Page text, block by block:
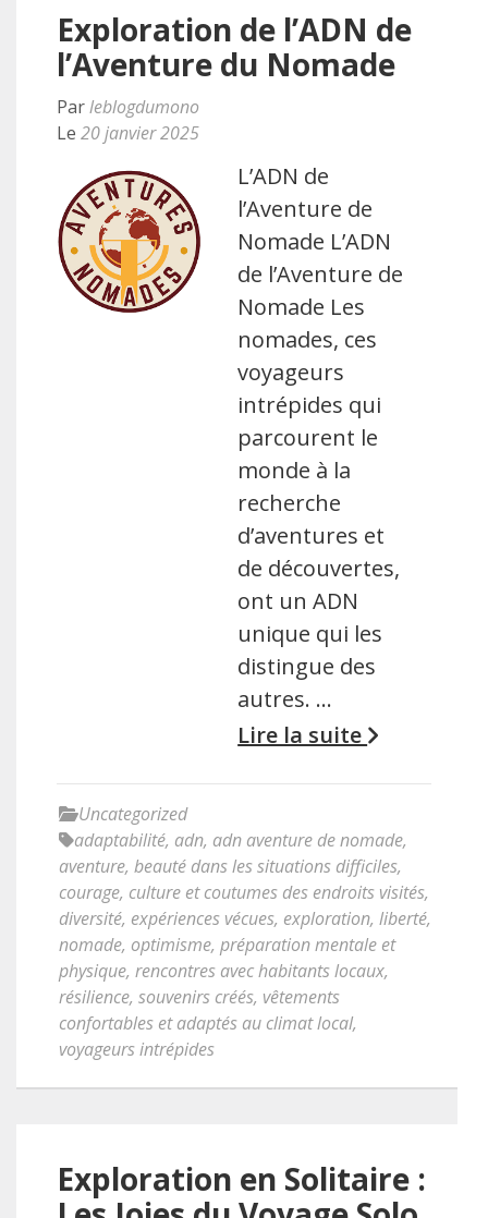
Exploration de l’ADN de
l’Aventure du Nomade
Parleblogdumono
Le 20 janvier 2025
L’ADN de
l’Aventure de
Nomade L’ADN
de l’Aventure de
Nomade Les
nomades, ces
voyageurs
intrépides qui
parcourent le
monde à la
recherche
d’aventures et
de découvertes,
ont un ADN
unique qui les
distingue des
autres. …
Lire la suite
Uncategorized
adaptabilité, adn, adn aventure de nomade,
aventure, beauté dans les situations difficiles,
courage, culture et coutumes des endroits visités,
diversité, expériences vécues, exploration, liberté,
nomade, optimisme, préparation mentale et
physique, rencontres avec habitants locaux,
résilience, souvenirs créés, vêtements
confortables et adaptés au climat local,
voyageurs intrépides
Exploration en Solitaire :